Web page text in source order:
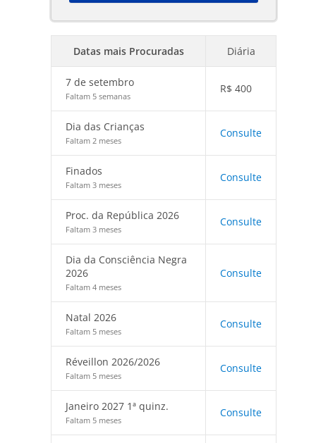
Datas mais Procuradas Diária
7 de setembro
Faltam 5 semanas
R$ 400
Dia das Crianças
Faltam 2 meses
Consulte
Finados
Faltam 3 meses
Consulte
Proc. da República 2026
Faltam 3 meses
Consulte
Dia da Consciência Negra
2026
Faltam 4 meses
Consulte
Natal 2026
Faltam 5 meses
Consulte
Réveillon 2026/2026
Faltam 5 meses
Consulte
Janeiro 2027 1ª quinz.
Faltam 5 meses
Consulte